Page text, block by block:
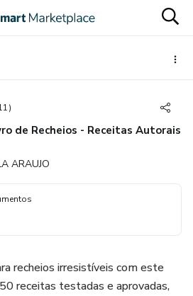
)
- Receitas Autorais
ARAUJO
recheios irresistíveis com este
receitas testadas e aprovadas,